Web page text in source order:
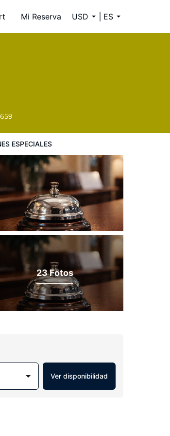
Mi Reserva USD ES
ESPECIALES
23 Fotos
Ver disponibilidad